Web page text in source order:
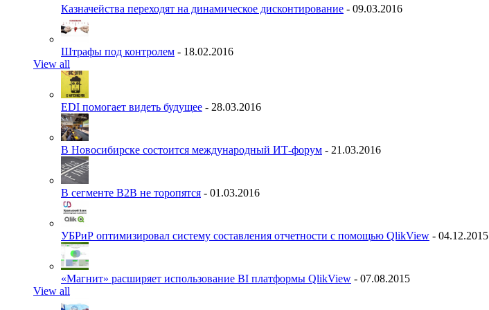
Казначейства переходят на динамическое дисконтирование - 09.03.2016
Штрафы под контролем - 18.02.2016
View all
EDI помогает видеть будущее - 28.03.2016
В Новосибирске состоится международный ИТ-форум - 21.03.2016
В сегменте B2B не торопятся - 01.03.2016
УБРиР оптимизировал систему составления отчетности с помощью QlikView - 04.12.2015
«Магнит» расширяет использование BI платформы QlikView - 07.08.2015
View all